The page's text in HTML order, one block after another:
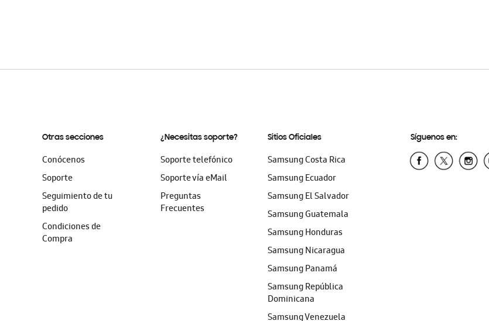
Otras secciones
Conócenos
Soporte
Seguimiento de tu
pedido
Condiciones de
Compra
¿Necesitas soporte?
Soporte telefónico
Soporte vía eMail
Preguntas
Frecuentes
Sitios Oficiales
Samsung Costa Rica
Samsung Ecuador
Samsung El Salvador
Samsung Guatemala
Samsung Honduras
Samsung Nicaragua
Samsung Panamá
Samsung República
Dominicana
Samsung Venezuela
Síguenos en: